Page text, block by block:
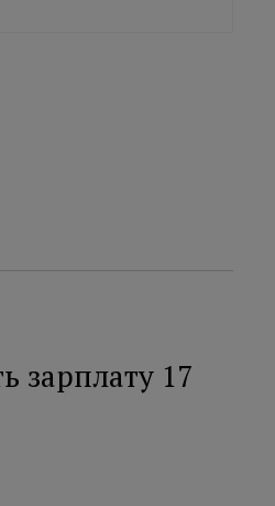
зарплату 17